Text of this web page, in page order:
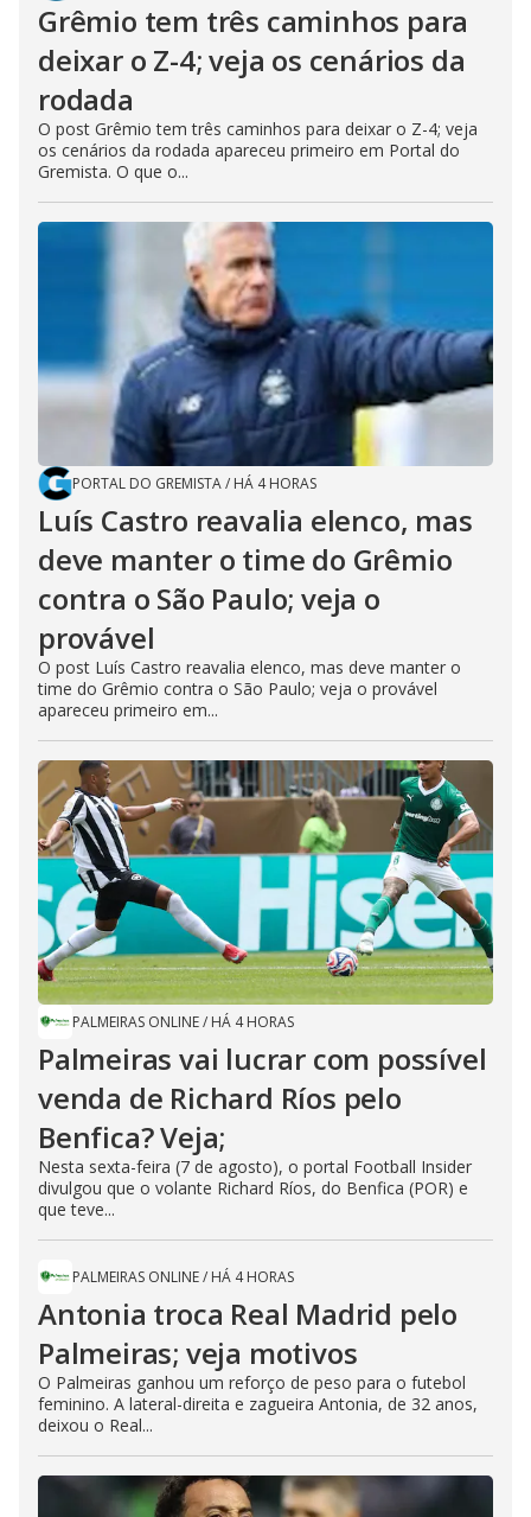
Grêmio tem três caminhos para
deixar o Z-4; veja os cenários da
rodada
O post Grêmio tem três caminhos para deixar o Z-4; veja
os cenários da rodada apareceu primeiro em Portal do
Gremista. O que o...
PORTAL DO GREMISTA/ HÁ 4 HORAS
Luís Castro reavalia elenco, mas
deve manter o time do Grêmio
contra o São Paulo; veja o
provável
O post Luís Castro reavalia elenco, mas deve manter o
time do Grêmio contra o São Paulo; veja o provável
apareceu primeiro em...
PALMEIRAS ONLINE/ HÁ 4 HORAS
Palmeiras vai lucrar com possível
venda de Richard Ríos pelo
Benfica? Veja;
Nesta sexta-feira (7 de agosto), o portal Football Insider
divulgou que o volante Richard Ríos, do Benfica (POR) e
que teve...
PALMEIRAS ONLINE/ HÁ 4 HORAS
Antonia troca Real Madrid pelo
Palmeiras; veja motivos
O Palmeiras ganhou um reforço de peso para o futebol
feminino. A lateral-direita e zagueira Antonia, de 32 anos,
deixou o Real...